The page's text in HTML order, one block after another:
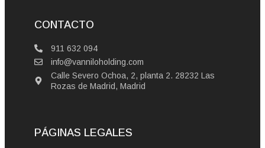
CONTACTO
911 632 094
info@vanniloholding.com
Calle Severo Ochoa, 2, planta 2. 28232 Las
Rozas de Madrid, Madrid
PÁGINAS LEGALES